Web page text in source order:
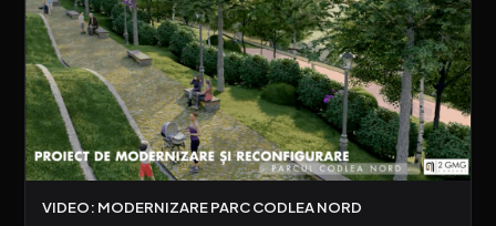
VIDEO: MODERNIZARE PARC CODLEA NORD